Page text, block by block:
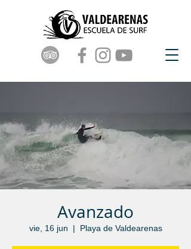
Avanzado
vie, 16 jun
  |
Playa de Valdearenas